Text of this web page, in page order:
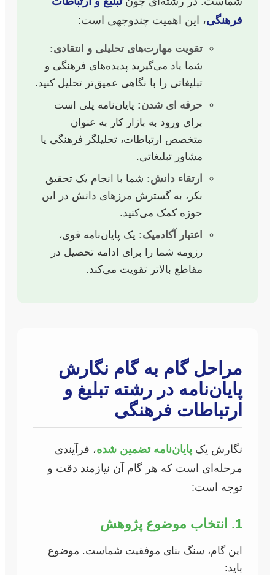
فرهنگی، این اهمیت چندوجهی است:
تقویت مهارت‌های تحلیلی و انتقادی:
شما یاد می‌گیرید پدیده‌های فرهنگی و
تبلیغاتی را با نگاهی عمیق‌تر تحلیل کنید.
حرفه ای شدن: پایان‌نامه پلی است
برای ورود به بازار کار به عنوان
متخصص ارتباطات، تحلیلگر فرهنگی یا
مشاور تبلیغاتی.
ارتقاء دانش: شما با انجام یک تحقیق
بکر، به گسترش مرزهای دانش در این
حوزه کمک می‌کنید.
اعتبار آکادمیک: یک پایان‌نامه قوی،
رزومه شما را برای ادامه تحصیل در
مقاطع بالاتر تقویت می‌کند.
مراحل گام به گام نگارش
پایان‌نامه در رشته تبلیغ و
ارتباطات فرهنگی
نگارش یک پایان‌نامه تضمین شده، فرآیندی
مرحله‌ای است که هر گام آن نیازمند دقت و
توجه است:
1. انتخاب موضوع پژوهش
این گام، سنگ بنای موفقیت شماست. موضوع
باید: